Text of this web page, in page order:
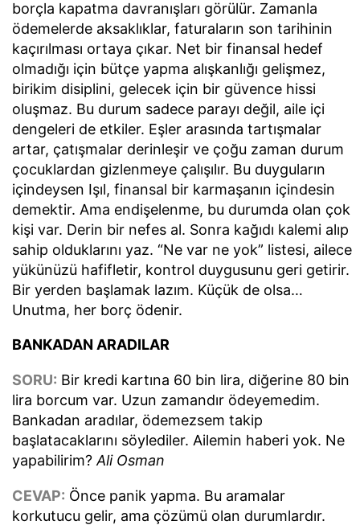
borçla kapatma davranışları görülür. Zamanla
ödemelerde aksaklıklar, faturaların son tarihinin
kaçırılması ortaya çıkar. Net bir finansal hedef
olmadığı için bütçe yapma alışkanlığı gelişmez,
birikim disiplini, gelecek için bir güvence hissi
oluşmaz. Bu durum sadece parayı değil, aile içi
dengeleri de etkiler. Eşler arasında tartışmalar
artar, çatışmalar derinleşir ve çoğu zaman durum
çocuklardan gizlenmeye çalışılır. Bu duyguların
içindeysen Işıl, finansal bir karmaşanın içindesin
demektir. Ama endişelenme, bu durumda olan çok
kişi var. Derin bir nefes al. Sonra kağıdı kalemi alıp
sahip olduklarını yaz. “Ne var ne yok” listesi, ailece
yükünüzü hafifletir, kontrol duygusunu geri getirir.
Bir yerden başlamak lazım. Küçük de olsa…
Unutma, her borç ödenir.
BANKADAN ARADILAR
SORU: Bir kredi kartına 60 bin lira, diğerine 80 bin
lira borcum var. Uzun zamandır ödeyemedim.
Bankadan aradılar, ödemezsem takip
başlatacaklarını söylediler. Ailemin haberi yok. Ne
yapabilirim? Ali Osman
CEVAP: Önce panik yapma. Bu aramalar
korkutucu gelir, ama çözümü olan durumlardır.